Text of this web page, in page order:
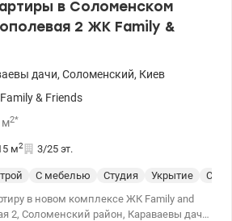
в Соломенском
2 ЖК Family &
дачи, Соломенский, Киев
& Friends
м2*
м2 3/25 эт.
С мебелью Студия Укрытие
в новом комплексе ЖК Family and
2, Соломенский район, Караваевы дачи.